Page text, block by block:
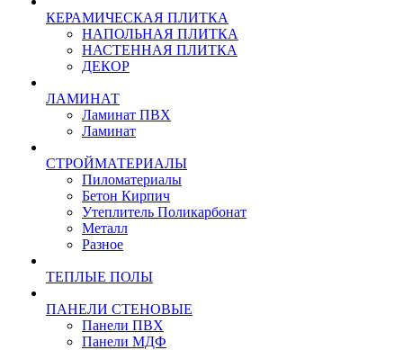
КЕРАМИЧЕСКАЯ ПЛИТКА
НАПОЛЬНАЯ ПЛИТКА
НАСТЕННАЯ ПЛИТКА
ДЕКОР
ЛАМИНАТ
Ламинат ПВХ
Ламинат
СТРОЙМАТЕРИАЛЫ
Пиломатериалы
Бетон Кирпич
Утеплитель Поликарбонат
Металл
Разное
ТЕПЛЫЕ ПОЛЫ
ПАНЕЛИ СТЕНОВЫЕ
Панели ПВХ
Панели МДФ